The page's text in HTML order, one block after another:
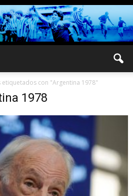
etiquetados con "Argentina 1978"
1978